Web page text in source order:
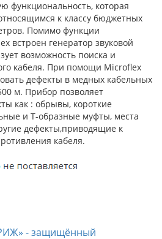
функциональность, которая
к классу бюджетных
Помимо функции
встроен генератор звуковой
возможность поиска и
кабеля. При помощи Microflex
дефекты в медных кабельных
м. Прибор позволяет
как : обрывы, короткие
и Т-образные муфты, места
дефекты,приводящие к
кабеля.
- защищённый